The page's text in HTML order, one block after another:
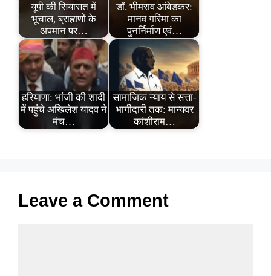
यूपी की सियासत में
भूचाल, ब्राह्मणों के
अपमान पर…
डॉ. भीमराव आंबेडकर:
मानव गरिमा का
पुनर्निर्माण एवं…
हरियाणा: भांजी की शादी
में पहुंचे अखिलेश यादव ने
मंच…
सामाजिक न्याय से सत्ता-
भागीदारी तक: मान्यवर
कांशीराम…
Leave a Comment